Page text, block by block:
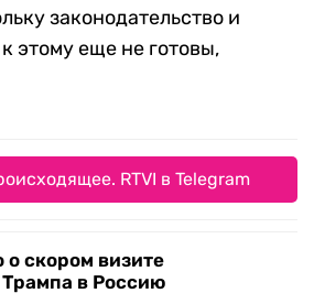
законодательство и
этому еще не готовы,
RTVI в Telegram
о скором визите
в Россию